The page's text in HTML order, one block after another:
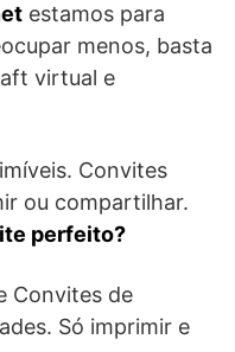
estamos para
menos, basta
virtual e
Convites
ou compartilhar.
perfeito?
Convites de
Só imprimir e